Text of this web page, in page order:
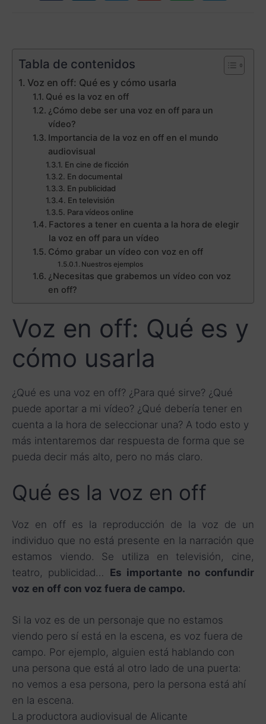
Tabla de contenidos
Voz en off: Qué es y cómo usarla
Qué es la voz en off
¿Cómo debe ser una voz en off para un
vídeo?
Importancia de la voz en off en el mundo
audiovisual
En cine de ficción
En documental
En publicidad
En televisión
Para vídeos online
Factores a tener en cuenta a la hora de elegir
la voz en off para un vídeo
Cómo grabar un vídeo con voz en off
Nuestros ejemplos
¿Necesitas que grabemos un vídeo con voz
en off?
Voz en off: Qué es y
cómo usarla
¿Qué es una voz en off? ¿Para qué sirve? ¿Qué
puede aportar a mi vídeo? ¿Qué debería tener en
cuenta a la hora de seleccionar una? A todo esto y
más intentaremos dar respuesta de forma que se
pueda decir más alto, pero no más claro.
Qué es la voz en off
Voz en off es la reproducción de la voz de un
individuo que no está presente en la narración que
estamos viendo. Se utiliza en televisión, cine,
teatro, publicidad… Es importante no confundir
voz en off con voz fuera de campo.
Si la voz es de un personaje que no estamos
viendo pero sí está en la escena, es voz fuera de
campo. Por ejemplo, alguien está hablando con
una persona que está al otro lado de una puerta:
no vemos a esa persona, pero la persona está ahí
en la escena.
La productora audiovisual de Alicante